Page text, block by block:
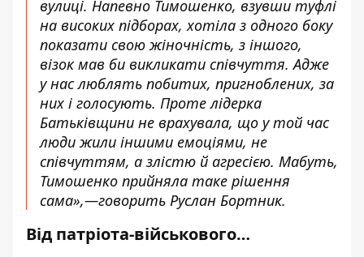
вулиці. Напевно Тимошенко, взувши туфлі
на високих підборах, хотіла з одного боку
показати свою жіночність, з іншого,
візок мав би викликати співчуття. Адже
у нас люблять побитих, пригноблених, за
них і голосують. Проте лідерка
Батьківщини не врахувала, що у той час
люди жили іншими емоціями, не
співчуттям, а злістю й агресією. Мабуть,
Тимошенко прийняла таке рішення
сама»,—говорить Руслан Бортник.
Від патріота-військового…